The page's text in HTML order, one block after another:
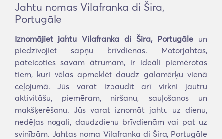
Jahtu nomas Vilafranka di Šira,
Portugāle
Iznomājiet jahtu Vilafranka di Šira, Portugāle un
piedzīvojiet sapņu brīvdienas. Motorjahtas,
pateicoties savam ātrumam, ir ideāli piemērotas
tiem, kuri vēlas apmeklēt daudz galamērķu vienā
ceļojumā. Jūs varat izbaudīt arī virkni jautru
aktivitāšu, piemēram, niršanu, sauļošanos un
makšķerēšanu. Jūs varat iznomāt jahtu uz dienu,
nedēļas nogali, daudzdienu brīvdienām vai pat uz
svinībām. Jahtas noma Vilafranka di Šira, Portugāle